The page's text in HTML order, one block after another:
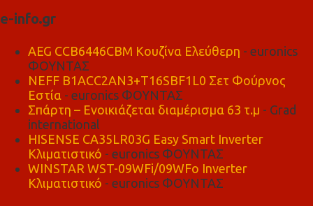
e-info.gr
AEG CCB6446CBM Κουζίνα Ελεύθερη - euronics
ΦΟΥΝΤΑΣ
NEFF B1ACC2AN3+T16SBF1L0 Σετ Φούρνος
Εστία - euronics ΦΟΥΝΤΑΣ
Σπάρτη – Ενοικιάζεται διαμέρισμα 63 τ.μ - Grad
international
HISENSE CA35LR03G Easy Smart Inverter
Κλιματιστικό - euronics ΦΟΥΝΤΑΣ
WINSTAR WST-09WFi/09WFo Inverter
Κλιματιστικό - euronics ΦΟΥΝΤΑΣ